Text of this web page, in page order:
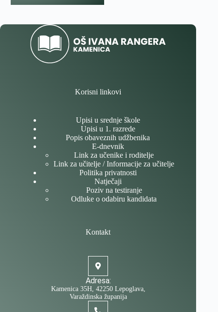
Korisni linkovi
Upisi u srednje škole
Upisi u 1. razrede
Popis obaveznih udžbenika
E-dnevnik
Link za učenike i roditelje
Link za učitelje / Informacije za učitelje
Politika privatnosti
Natječaji
Poziv na testiranje
Odluke o odabiru kandidata
Kontakt
Adresa:
Kamenica 35H, 42250 Lepoglava,
Varaždinska županija